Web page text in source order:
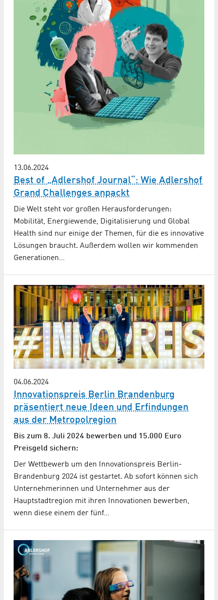
13.06.2024
Best of „Adlershof Journal“: Wie Adlershof
Grand Challenges anpackt
Die Welt steht vor großen Herausforderungen:
Mobilität, Energiewende, Digitalisierung und Global
Health sind nur einige der Themen, für die es innovative
Lösungen braucht. Außerdem wollen wir kommenden
Generationen…
04.06.2024
Innovationspreis Berlin Brandenburg
präsentiert neue Ideen und Erfindungen
aus der Metropolregion
Bis zum 8. Juli 2024 bewerben und 15.000 Euro
Preisgeld sichern:
Der Wettbewerb um den Innovationspreis Berlin-
Brandenburg 2024 ist gestartet. Ab sofort können sich
Unternehmerinnen und Unternehmer aus der
Hauptstadtregion mit ihren Innovationen bewerben,
wenn diese einem der fünf…